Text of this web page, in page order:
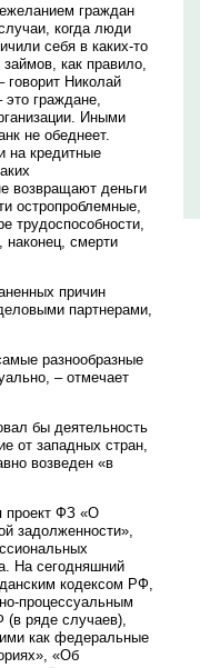
граждан
когда люди
себя в каких-то
как правило,
Николай
граждане,
Иными
не обеднеет.
на кредитные
возвращают деньги
остропроблемные,
трудоспособности,
смерти
причин
партнерами,
разнообразные
– отмечает
бы деятельность
от западных стран,
возведен «в
проект ФЗ «О
задолженности»,
На сегодняшний
кодексом РФ,
процессуальным
ряде случаев),
как федеральные
«Об